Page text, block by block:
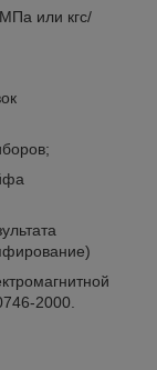
или кгс/
2000.